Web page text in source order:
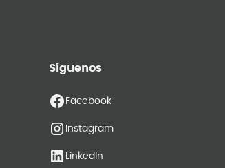
Síguenos
Facebook
Instagram
LinkedIn